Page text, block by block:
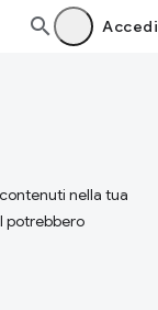
Accedi
nella tua
potrebbero